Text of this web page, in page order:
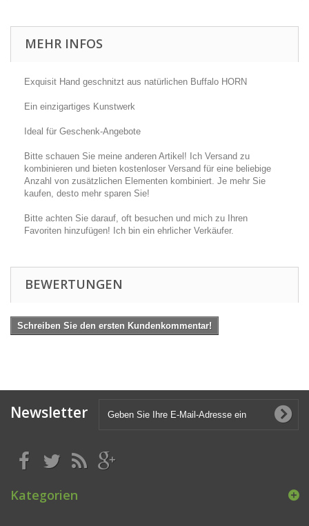
MEHR INFOS
Exquisit Hand geschnitzt aus natürlichen Buffalo HORN
Ein einzigartiges Kunstwerk
Ideal für Geschenk-Angebote
Bitte schauen Sie meine anderen Artikel! Ich Versand zu
kombinieren und bieten kostenloser Versand für eine beliebige
Anzahl von zusätzlichen Elementen kombiniert. Je mehr Sie
kaufen, desto mehr sparen Sie!
Bitte achten Sie darauf, oft besuchen und mich zu Ihren
Favoriten hinzufügen! Ich bin ein ehrlicher Verkäufer.
BEWERTUNGEN
Schreiben Sie den ersten Kundenkommentar!
Newsletter
Kategorien